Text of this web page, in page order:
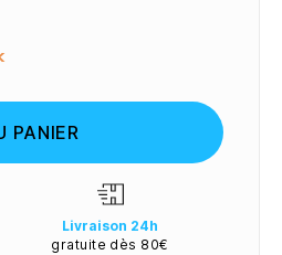
PANIER
Livraison 24h
gratuite dès 80€